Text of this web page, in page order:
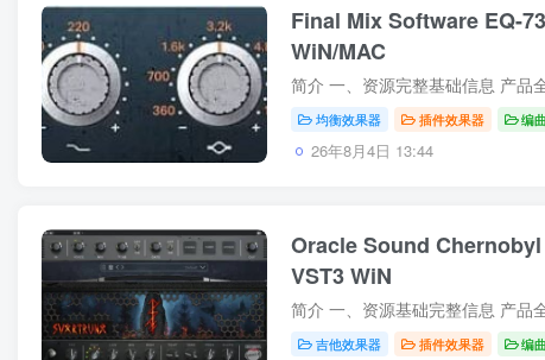
Final Mix Software EQ-
WiN/MAC
均衡效果器 插件效果器 编
26年8月4日 13:44
Oracle Sound
VST3 WiN
吉他效果器 插件效果器 编